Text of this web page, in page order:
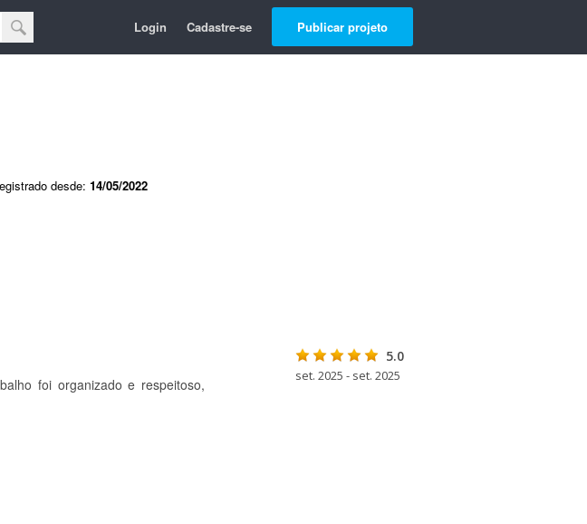
Login Cadastre-se Publicar projeto
desde: 14/05/2022
foi organizado e respeitoso,
5.0
set. 2025 - set. 2025